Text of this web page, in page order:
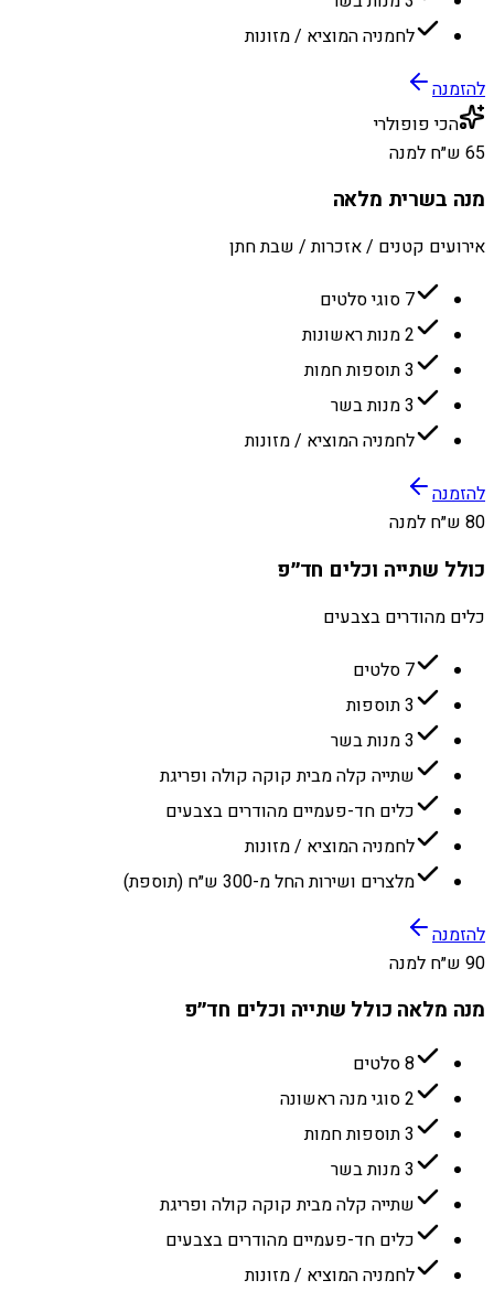
לחמניה המוציא / מזונות
להזמנה
הכי פופולרי
65 ש״ח למנה
מנה בשרית מלאה
אירועים קטנים / אזכרות / שבת חתן
7 סוגי סלטים
2 מנות ראשונות
3 תוספות חמות
3 מנות בשר
לחמניה המוציא / מזונות
להזמנה
80 ש״ח למנה
כולל שתייה וכלים חד״פ
כלים מהודרים בצבעים
7 סלטים
3 תוספות
3 מנות בשר
שתייה קלה מבית קוקה קולה ופריגת
כלים חד-פעמיים מהודרים בצבעים
לחמניה המוציא / מזונות
מלצרים ושירות החל מ-300 ש״ח (תוספת)
להזמנה
90 ש״ח למנה
מנה מלאה כולל שתייה וכלים חד״פ
8 סלטים
2 סוגי מנה ראשונה
3 תוספות חמות
3 מנות בשר
שתייה קלה מבית קוקה קולה ופריגת
כלים חד-פעמיים מהודרים בצבעים
לחמניה המוציא / מזונות